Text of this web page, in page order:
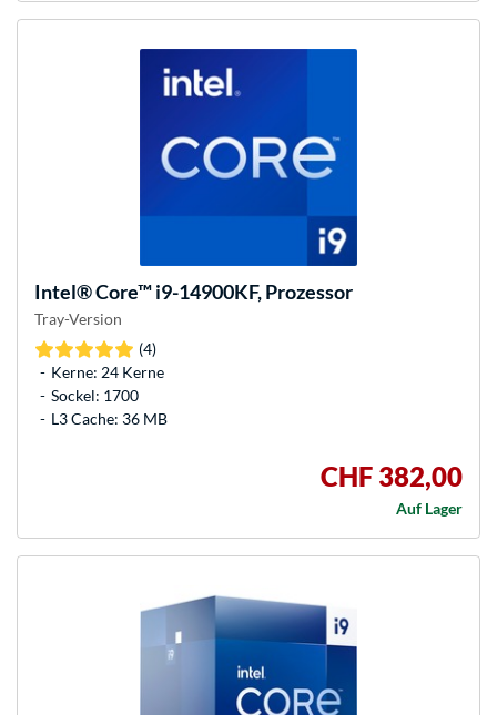
Intel®Core™ i9-14900KF, Prozessor
Tray-Version
(4)
Kerne: 24 Kerne
Sockel: 1700
L3 Cache: 36 MB
CHF 382,00
Auf Lager